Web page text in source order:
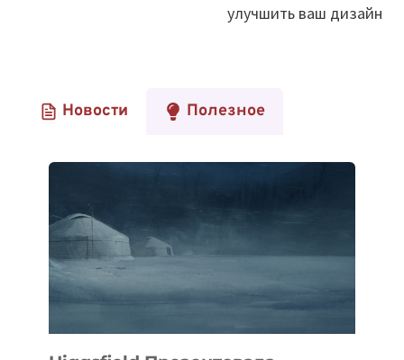
улучшить ваш дизайн
Новости Полезное